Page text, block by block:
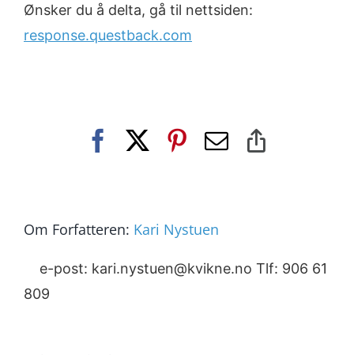
Ønsker du å delta, gå til nettsiden:
response.questback.com
Facebook Pinterest
E-
Om Forfatteren: Kari Nystuen
e-post: kari.nystuen@kvikne.no Tlf: 906 61
809